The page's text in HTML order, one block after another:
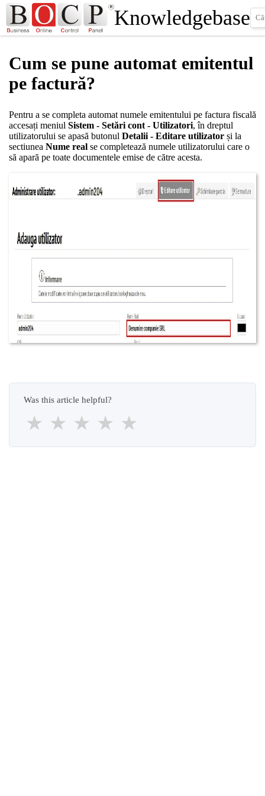
Knowledgebase
Cum se pune automat emitentul
pe factură?
Pentru a se completa automat numele emitentului pe factura fiscală
accesați meniul Sistem - Setări cont - Utilizatori, în dreptul
utilizatorului se apasă butonul Detalii - Editare utilizator și la
sectiunea Nume real se completează numele utilizatorului care o
să apară pe toate documentele emise de către acesta.
Was this article helpful?
★ ★ ★ ★ ★